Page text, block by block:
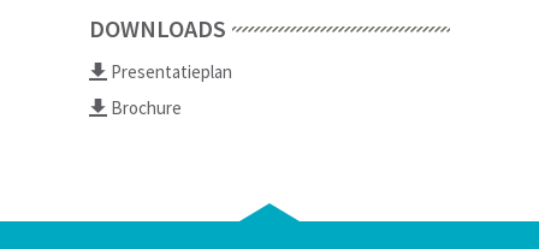
DOWNLOADS
Presentatieplan
Brochure